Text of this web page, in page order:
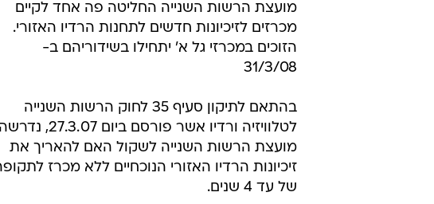
מועצת הרשות השנייה החליטה פה אחד לקיים
מכרזים לזיכיונות חדשים לתחנות הרדיו האזורי.
הזוכים במכרזי גל א' יתחילו בשידוריהם ב-
31/3/08
בהתאם לתיקון סעיף 35 לחוק הרשות השנייה
לטלוויזיה ורדיו אשר פורסם ביום 27.3.07, נדרשה
מועצת הרשות השנייה לשקול האם להאריך את
זיכיונות הרדיו האזורי הנוכחיים ללא מכרז
של עד 4 שנים.